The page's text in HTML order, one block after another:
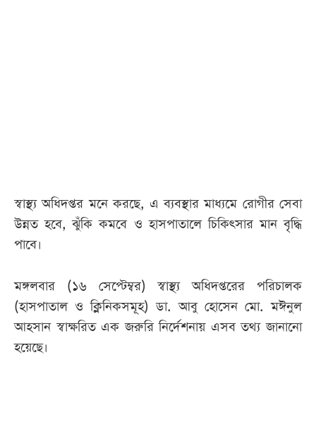
স্বাস্থ্য অধিদপ্তর মনে করছে, এ ব্যবস্থার মাধ্যমে রোগীর সেবা
উন্নত হবে, ঝুঁকি কমবে ও হাসপাতালে চিকিৎসার মান বৃদ্ধি
পাবে।
মঙ্গলবার (১৬ সেপ্টেম্বর) স্বাস্থ্য অধিদপ্তরের পরিচালক
(হাসপাতাল ও ক্লিনিকসমূহ) ডা. আবু হোসেন মো. মঈনুল
আহসান স্বাক্ষরিত এক জরুরি নির্দেশনায় এসব তথ্য জানানো
হয়েছে।